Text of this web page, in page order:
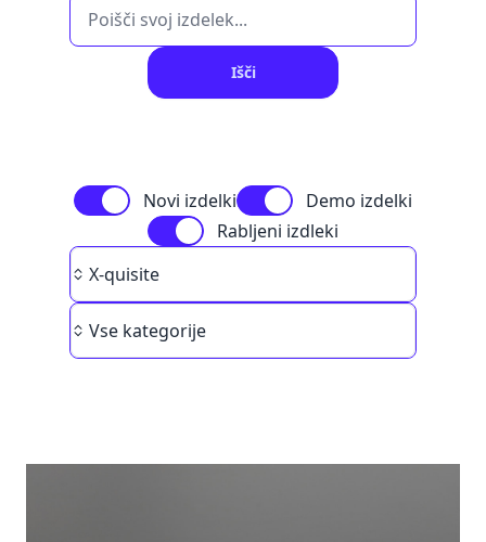
Išči
Novi izdelki
Demo izdelki
Rabljeni izdleki
Brand
X-quisite
Category
Vse kategorije